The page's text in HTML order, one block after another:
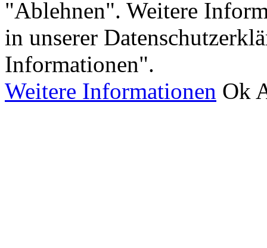
"Ablehnen". Weitere
in unserer
Informationen".
Weitere Informationen Ok